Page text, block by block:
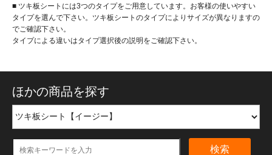
■ ツキ板シートには3つのタイプをご用意しています。お客様の使いやすい
タイプを選んで下さい。ツキ板シートのタイプによりサイズが異なりますの
でご確認下さい。
タイプによる違いはタイプ選択後の説明をご確認下さい。
ほかの商品を探す
検索